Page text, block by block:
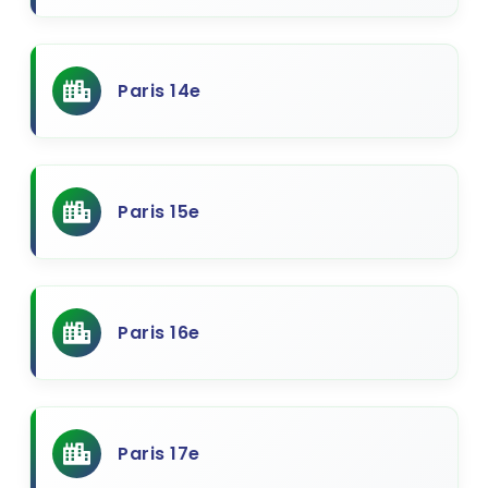
Paris 14e
Paris 15e
Paris 16e
Paris 17e